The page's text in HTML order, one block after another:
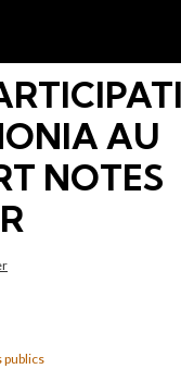
AU
NOTES
publics